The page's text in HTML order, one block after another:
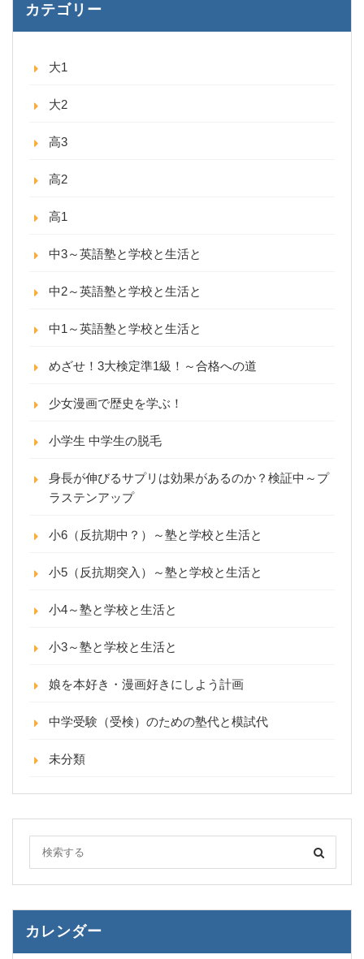
カテゴリー
大1
大2
高3
高2
高1
中3～英語塾と学校と生活と
中2～英語塾と学校と生活と
中1～英語塾と学校と生活と
めざせ！3大検定準1級！～合格への道
少女漫画で歴史を学ぶ！
小学生 中学生の脱毛
身長が伸びるサプリは効果があるのか？検証中～プ
ラステンアップ
小6（反抗期中？）～塾と学校と生活と
小5（反抗期突入）～塾と学校と生活と
小4～塾と学校と生活と
小3～塾と学校と生活と
娘を本好き・漫画好きにしよう計画
中学受験（受検）のための塾代と模試代
未分類
カレンダー